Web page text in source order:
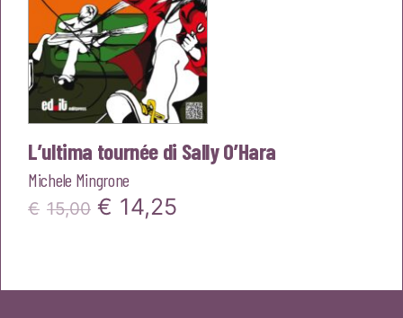
L’ultima tournée di Sally O’Hara
Michele Mingrone
€ 15,00 Il
€ 14,25